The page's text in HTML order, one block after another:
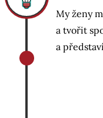
My ženy
a tvořit
a